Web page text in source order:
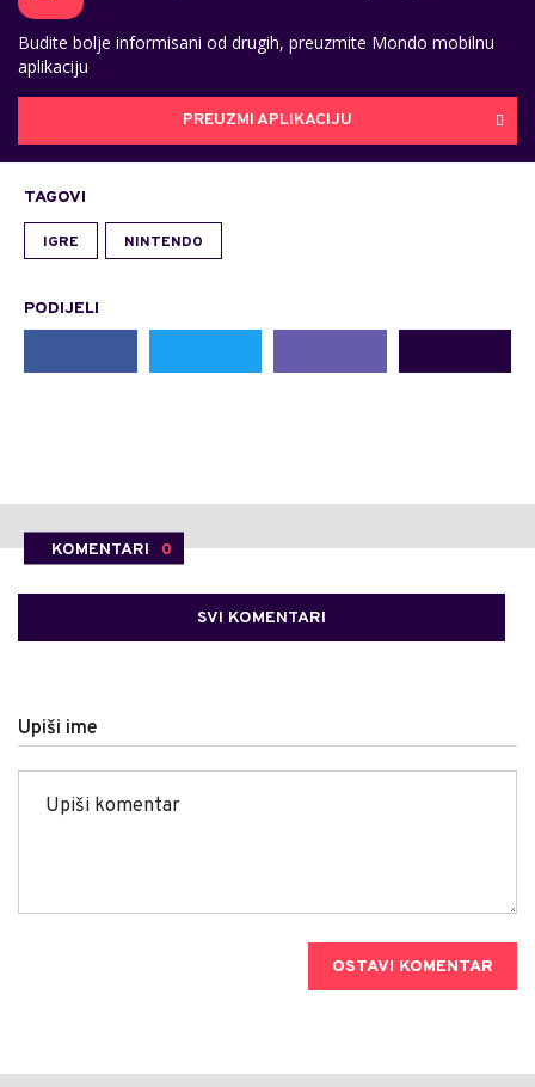
Budite bolje informisani od drugih, preuzmite Mondo mobilnu
aplikaciju
PREUZMI APLIKACIJU
TAGOVI
IGRE NINTENDO
PODIJELI
KOMENTARI 0
SVI KOMENTARI
Upiši ime
OSTAVI KOMENTAR